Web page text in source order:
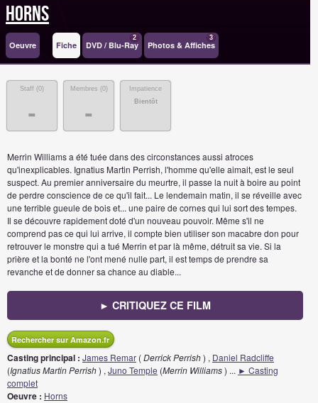
Horns
Oeuvre Fiche DVD / Blu-Ray
2
Photos & Affiches
3
Staff (0)
-
Membres (0)
-
Impatience
Bientôt
Merrin Williams a été tuée dans des circonstances aussi atroces
qu'inexplicables. Ignatius Martin Perrish, l'homme qu'elle aimait, est le seul
suspect. Au premier anniversaire du meurtre, il passe la nuit à boire au point
de perdre conscience de ce qu'il fait... Le lendemain matin, il se réveille avec
une terrible gueule de bois et... une paire de cornes qui lui sort des tempes.
Il se découvre rapidement doté d'un nouveau pouvoir. Même s'il ne
comprend pas ce qui lui arrive, il compte bien utiliser son macabre don pour
retrouver le monstre qui a tué Merrin et par là même, détruit sa vie. Si la
prière et la bonté ne l'ont mené nulle part, il est temps de prendre sa
revanche et de donner sa chance au diable...
► CRITIQUEZ CE FILM
Rechercher sur Amazon.fr
Casting principal : James Remar (Derrick Perrish) , Daniel Radcliffe
(Ignatius Martin Perrish) , Juno Temple (Merrin Williams) ... ► Casting
complet
Oeuvre : Horns